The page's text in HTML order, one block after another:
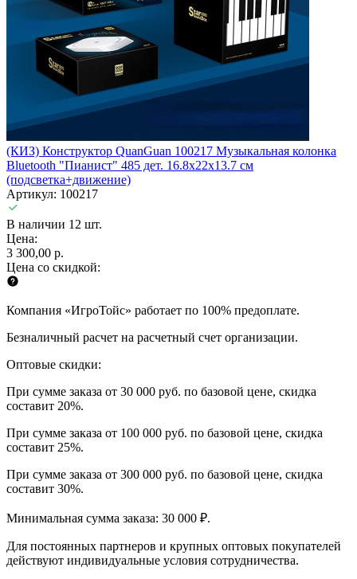
(КИЗ) Конструктор QuanGuan 100217 Музыкальная колонка
Bluetooth "Пианист" 485 дет. 16.8x22x13.7 см
(подсветка+движение)
Артикул: 100217
В наличии 12 шт.
Цена:
3 300,00 р.
Цена со скидкой:
Компания «ИгроТойс» работает по 100% предоплате.
Безналичный расчет на расчетный счет организации.
Оптовые скидки:
При сумме заказа от 30 000 руб. по базовой цене, скидка
составит 20%.
При сумме заказа от 100 000 руб. по базовой цене, скидка
составит 25%.
При сумме заказа от 300 000 руб. по базовой цене, скидка
составит 30%.
Минимальная сумма заказа: 30 000 ₽.
Для постоянных партнеров и крупных оптовых покупателей
действуют индивидуальные условия сотрудничества.